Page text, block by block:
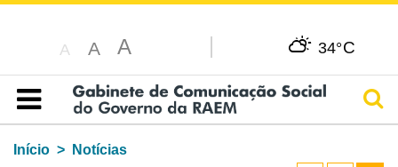
A A A 34°C
Índice
Início
Notícias